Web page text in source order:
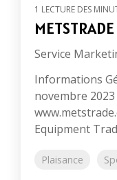
1 LECTURE DES
Service
Informations
novembre
Equipment
Plaisance